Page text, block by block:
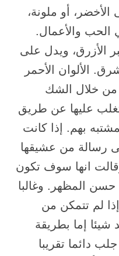
أو ملونة،
الحب والأعمال.
الأزرق، ويدل على
الألوان الأحمر
من خلال الشك
عليها عن طريق
بهم. إذا كانت
رسالة من عشيقها
انها سوف تكون
المظهر. وغالبا
لم تتمكن من
إما بطريقة
دائما تقريبا